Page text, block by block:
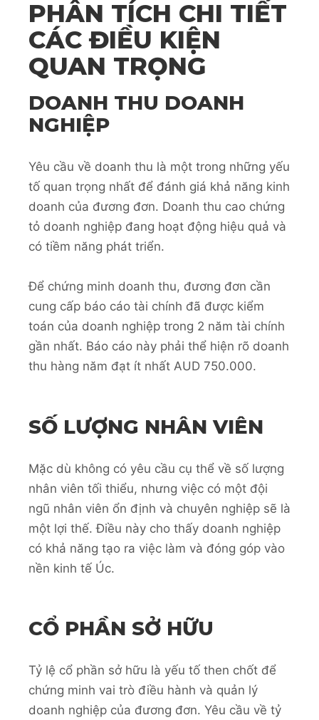
PHÂN TÍCH CHI TIẾT
CÁC ĐIỀU KIỆN
QUAN TRỌNG
DOANH THU DOANH
NGHIỆP
Yêu cầu về doanh thu là một trong những yếu
tố quan trọng nhất để đánh giá khả năng kinh
doanh của đương đơn. Doanh thu cao chứng
tỏ doanh nghiệp đang hoạt động hiệu quả và
có tiềm năng phát triển.
Để chứng minh doanh thu, đương đơn cần
cung cấp báo cáo tài chính đã được kiểm
toán của doanh nghiệp trong 2 năm tài chính
gần nhất. Báo cáo này phải thể hiện rõ doanh
thu hàng năm đạt ít nhất AUD 750.000.
SỐ LƯỢNG NHÂN VIÊN
Mặc dù không có yêu cầu cụ thể về số lượng
nhân viên tối thiểu, nhưng việc có một đội
ngũ nhân viên ổn định và chuyên nghiệp sẽ là
một lợi thế. Điều này cho thấy doanh nghiệp
có khả năng tạo ra việc làm và đóng góp vào
nền kinh tế Úc.
CỔ PHẦN SỞ HỮU
Tỷ lệ cổ phần sở hữu là yếu tố then chốt để
chứng minh vai trò điều hành và quản lý
doanh nghiệp của đương đơn. Yêu cầu về tỷ